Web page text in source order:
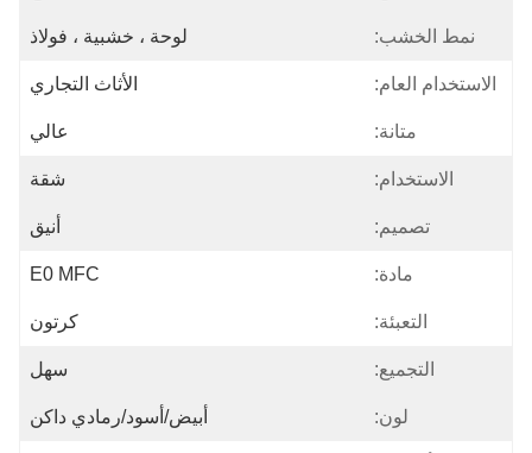
نمط الخشب: لوحة ، خشبية ، فولاذ
الاستخدام العام: الأثاث التجاري
متانة: عالي
الاستخدام: شقة
تصميم: أنيق
مادة: E0 MFC
التعبئة: كرتون
التجميع: سهل
لون: أبيض/أسود/رمادي داكن